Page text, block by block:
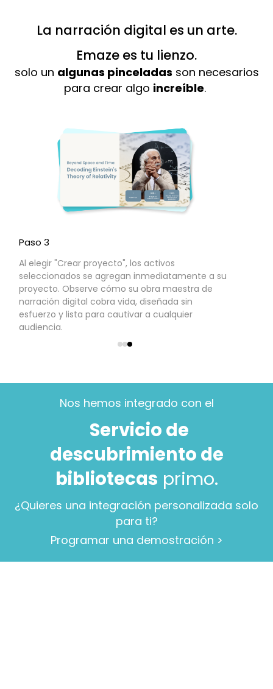
La narración digital es un arte.
Emaze es tu lienzo.​​
solo un algunas pinceladas son necesarios
para crear algo increíble.
Paso 3
Al elegir "Crear proyecto", los activos
seleccionados se agregan inmediatamente a su
proyecto. Observe cómo su obra maestra de
narración digital cobra vida, diseñada sin
esfuerzo y lista para cautivar a cualquier
audiencia.
Nos hemos integrado con el
Servicio de
descubrimiento de
bibliotecas primo.
¿Quieres una integración personalizada solo
para ti?
Programar una demostración >